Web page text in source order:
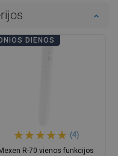
DIENOS
(4)
R-70 vienos funkcijos